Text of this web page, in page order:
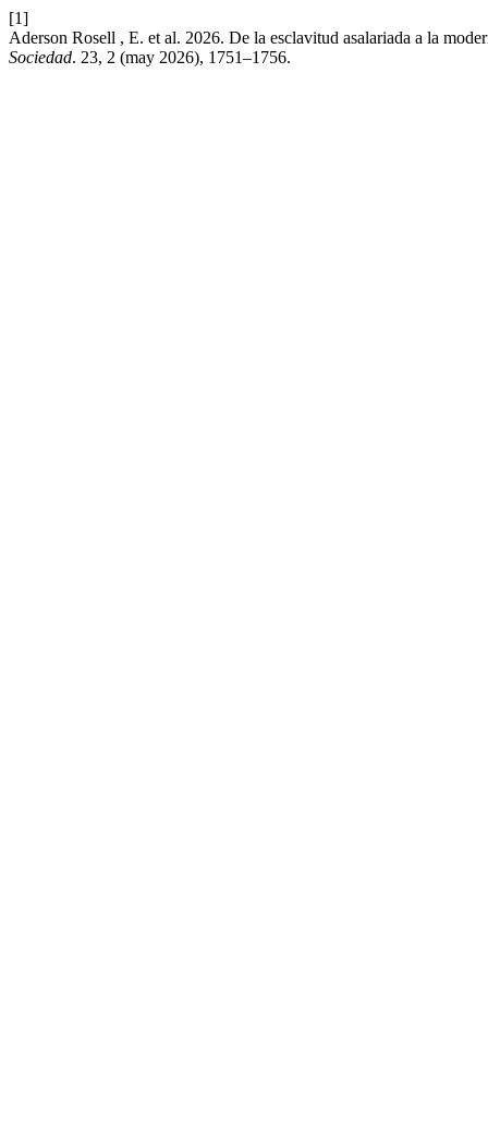
[1]
Aderson Rosell , E. et al. 2026. De la esclavitud asalariada a la
Sociedad. 23, 2 (may 2026), 1751–1756.